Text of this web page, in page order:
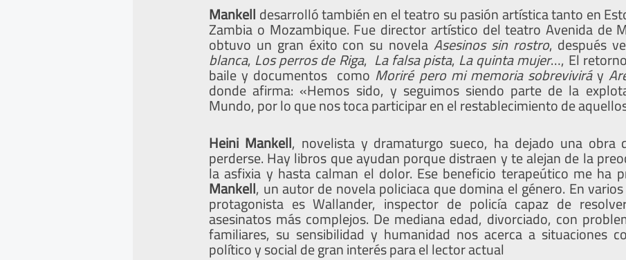
Mankelldesarrolló también en el teatro su pasión artística tanto en
Zambia o Mozambique. Fue director artístico del teatro Avenida de
obtuvo un gran éxito con su novela Asesinos sin rostro, después
blanca, Losperros de Riga, La falsa pista, La quinta mujer…, El
baile y documentos como Moriré pero mi memoria sobreviviráy
donde afirma: «Hemos sido, y seguimos siendo parte de la
Mundo, por lo que nos toca participar en el restablecimiento de
Heini Mankell, novelista y dramaturgo sueco, ha dejado una obra
perderse. Hay libros que ayudan porque distraen y te alejan de la
la asfixia y hasta calman el dolor. Ese beneficio terapeútico me ha
Mankell, un autor de novela policiaca que domina el género. En
protagonista es Wallander, inspector de policía capaz de
asesinatos más complejos. De mediana edad, divorciado, con
familiares, su sensibilidad y humanidad nos acerca a situaciones
político y social de gran interés para el lector actual